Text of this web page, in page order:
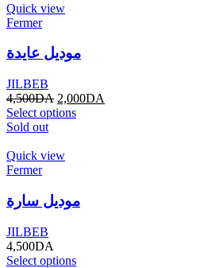
Quick view
Fermer
موديل عايدة
JILBEB
4,500DA 2,000DA
Select options
Sold out
Quick view
Fermer
موديل سارة
JILBEB
4,500DA
Select options